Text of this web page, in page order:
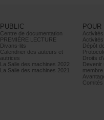
PUBLIC
Centrededocumentation
PREMIÈRELECTURE
Divans-lits
Calendrierdesauteurset
autrices
LaSalledesmachines2022
LaSalledesmachines2021
membre